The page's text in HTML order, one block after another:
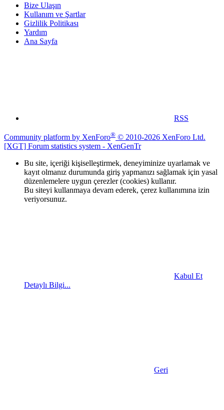
Bize Ulaşın
Kullanım ve Şartlar
Gizlilik Politikası
Yardım
Ana Sayfa
RSS
Community platform by XenForo® © 2010-2026 XenForo Ltd.
[XGT] Forum statistics system - XenGenTr
Bu site, içeriği kişiselleştirmek, deneyiminize uyarlamak ve
kayıt olmanız durumunda giriş yapmanızı sağlamak için yasal
düzenlemelere uygun çerezler (cookies) kullanır.
Bu siteyi kullanmaya devam ederek, çerez kullanımına izin
veriyorsunuz.
Kabul Et
Detaylı Bilgi...
Geri